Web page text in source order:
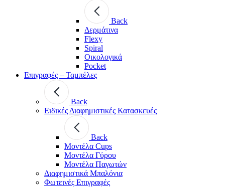
Back
Δερμάτινα
Flexy
Spiral
Οικολογικά
Pocket
Επιγραφές – Ταμπέλες
Back
Ειδικές Διαφημιστικές Κατασκευές
Back
Μοντέλα Cups
Μοντέλα Γύρου
Μοντέλα Παγωτών
Διαφημιστικά Μπαλόνια
Φωτεινές Επιγραφές